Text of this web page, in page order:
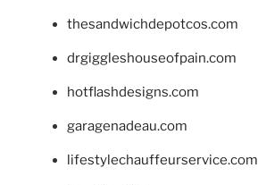
thesandwichdepotcos.com
drgiggleshouseofpain.com
hotflashdesigns.com
garagenadeau.com
lifestylechauffeurservice.com